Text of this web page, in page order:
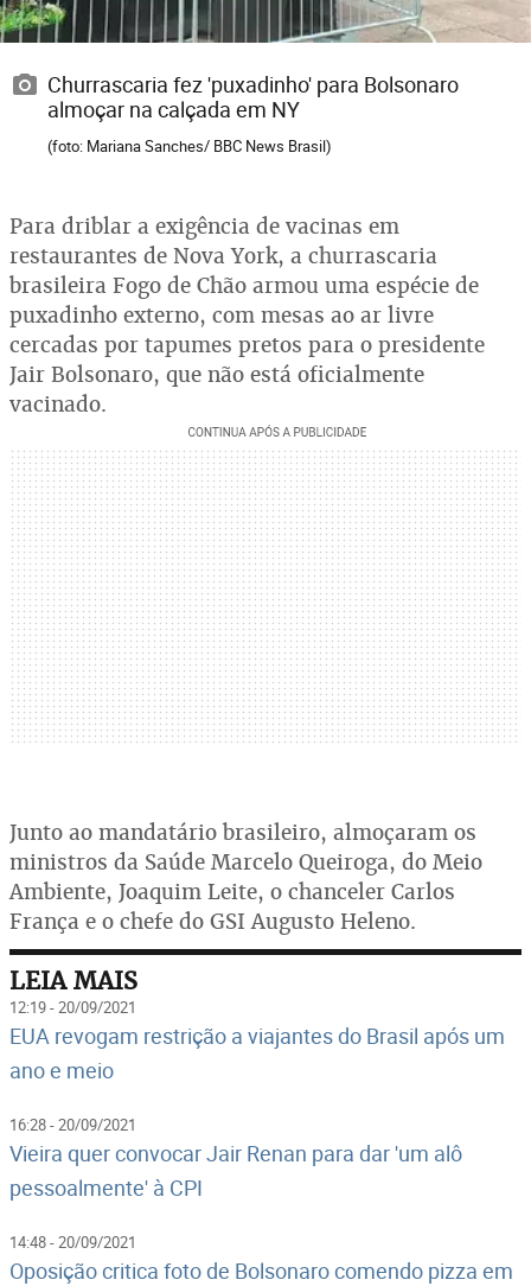
Churrascaria fez 'puxadinho' para Bolsonaro
almoçar na calçada em NY
(foto: Mariana Sanches/ BBC News Brasil)
Para driblar a exigência de vacinas em
restaurantes de Nova York, a churrascaria
brasileira Fogo de Chão armou uma espécie de
puxadinho externo, com mesas ao ar livre
cercadas por tapumes pretos para o presidente
Jair Bolsonaro, que não está oficialmente
vacinado.
Junto ao mandatário brasileiro, almoçaram os
ministros da Saúde Marcelo Queiroga, do Meio
Ambiente, Joaquim Leite, o chanceler Carlos
França e o chefe do GSI Augusto Heleno.
LEIA MAIS
12:19 - 20/09/2021
EUA revogam restrição a viajantes do Brasil após um
ano e meio
16:28 - 20/09/2021
Vieira quer convocar Jair Renan para dar 'um alô
pessoalmente' à CPI
14:48 - 20/09/2021
Oposição critica foto de Bolsonaro comendo pizza em